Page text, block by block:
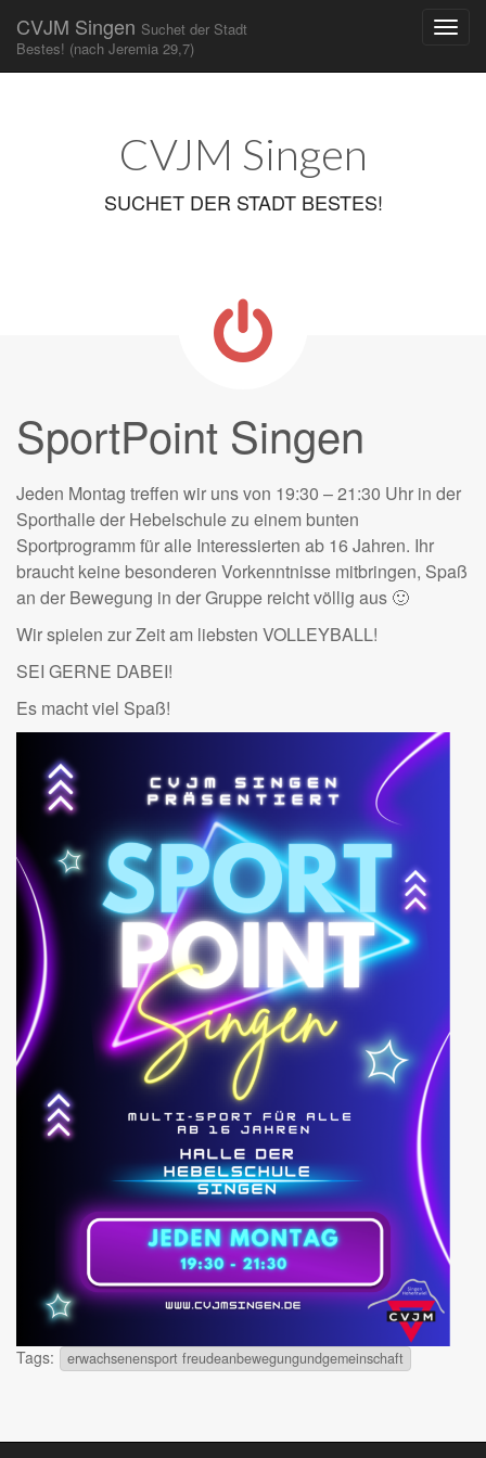
CVJM Singen Suchet der Stadt
Bestes! (nach Jeremia 29,7)
CVJM Singen
SUCHET DER STADT BESTES!
SportPoint Singen
Jeden Montag treffen wir uns von 19:30 – 21:30 Uhr in der
Sporthalle der Hebelschule zu einem bunten
Sportprogramm für alle Interessierten ab 16 Jahren. Ihr
braucht keine besonderen Vorkenntnisse mitbringen, Spaß
an der Bewegung in der Gruppe reicht völlig aus 🙂
Wir spielen zur Zeit am liebsten VOLLEYBALL!
SEI GERNE DABEI!
Es macht viel Spaß!
Tags: erwachsenensport freudeanbewegungundgemeinschaft